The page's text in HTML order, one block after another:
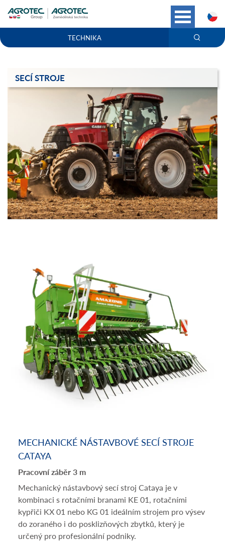
TECHNIKA
SECÍ STROJE
MECHANICKÉ NÁSTAVBOVÉ SECÍ STROJE
CATAYA
Pracovní záběr 3 m
Mechanický nástavbový secí stroj Cataya je v
kombinaci s rotačními branami KE 01, rotačními
kypřiči KX 01 nebo KG 01 ideálním strojem pro výsev
do zoraného i do posklizňových zbytků, který je
určený pro profesionální podniky.